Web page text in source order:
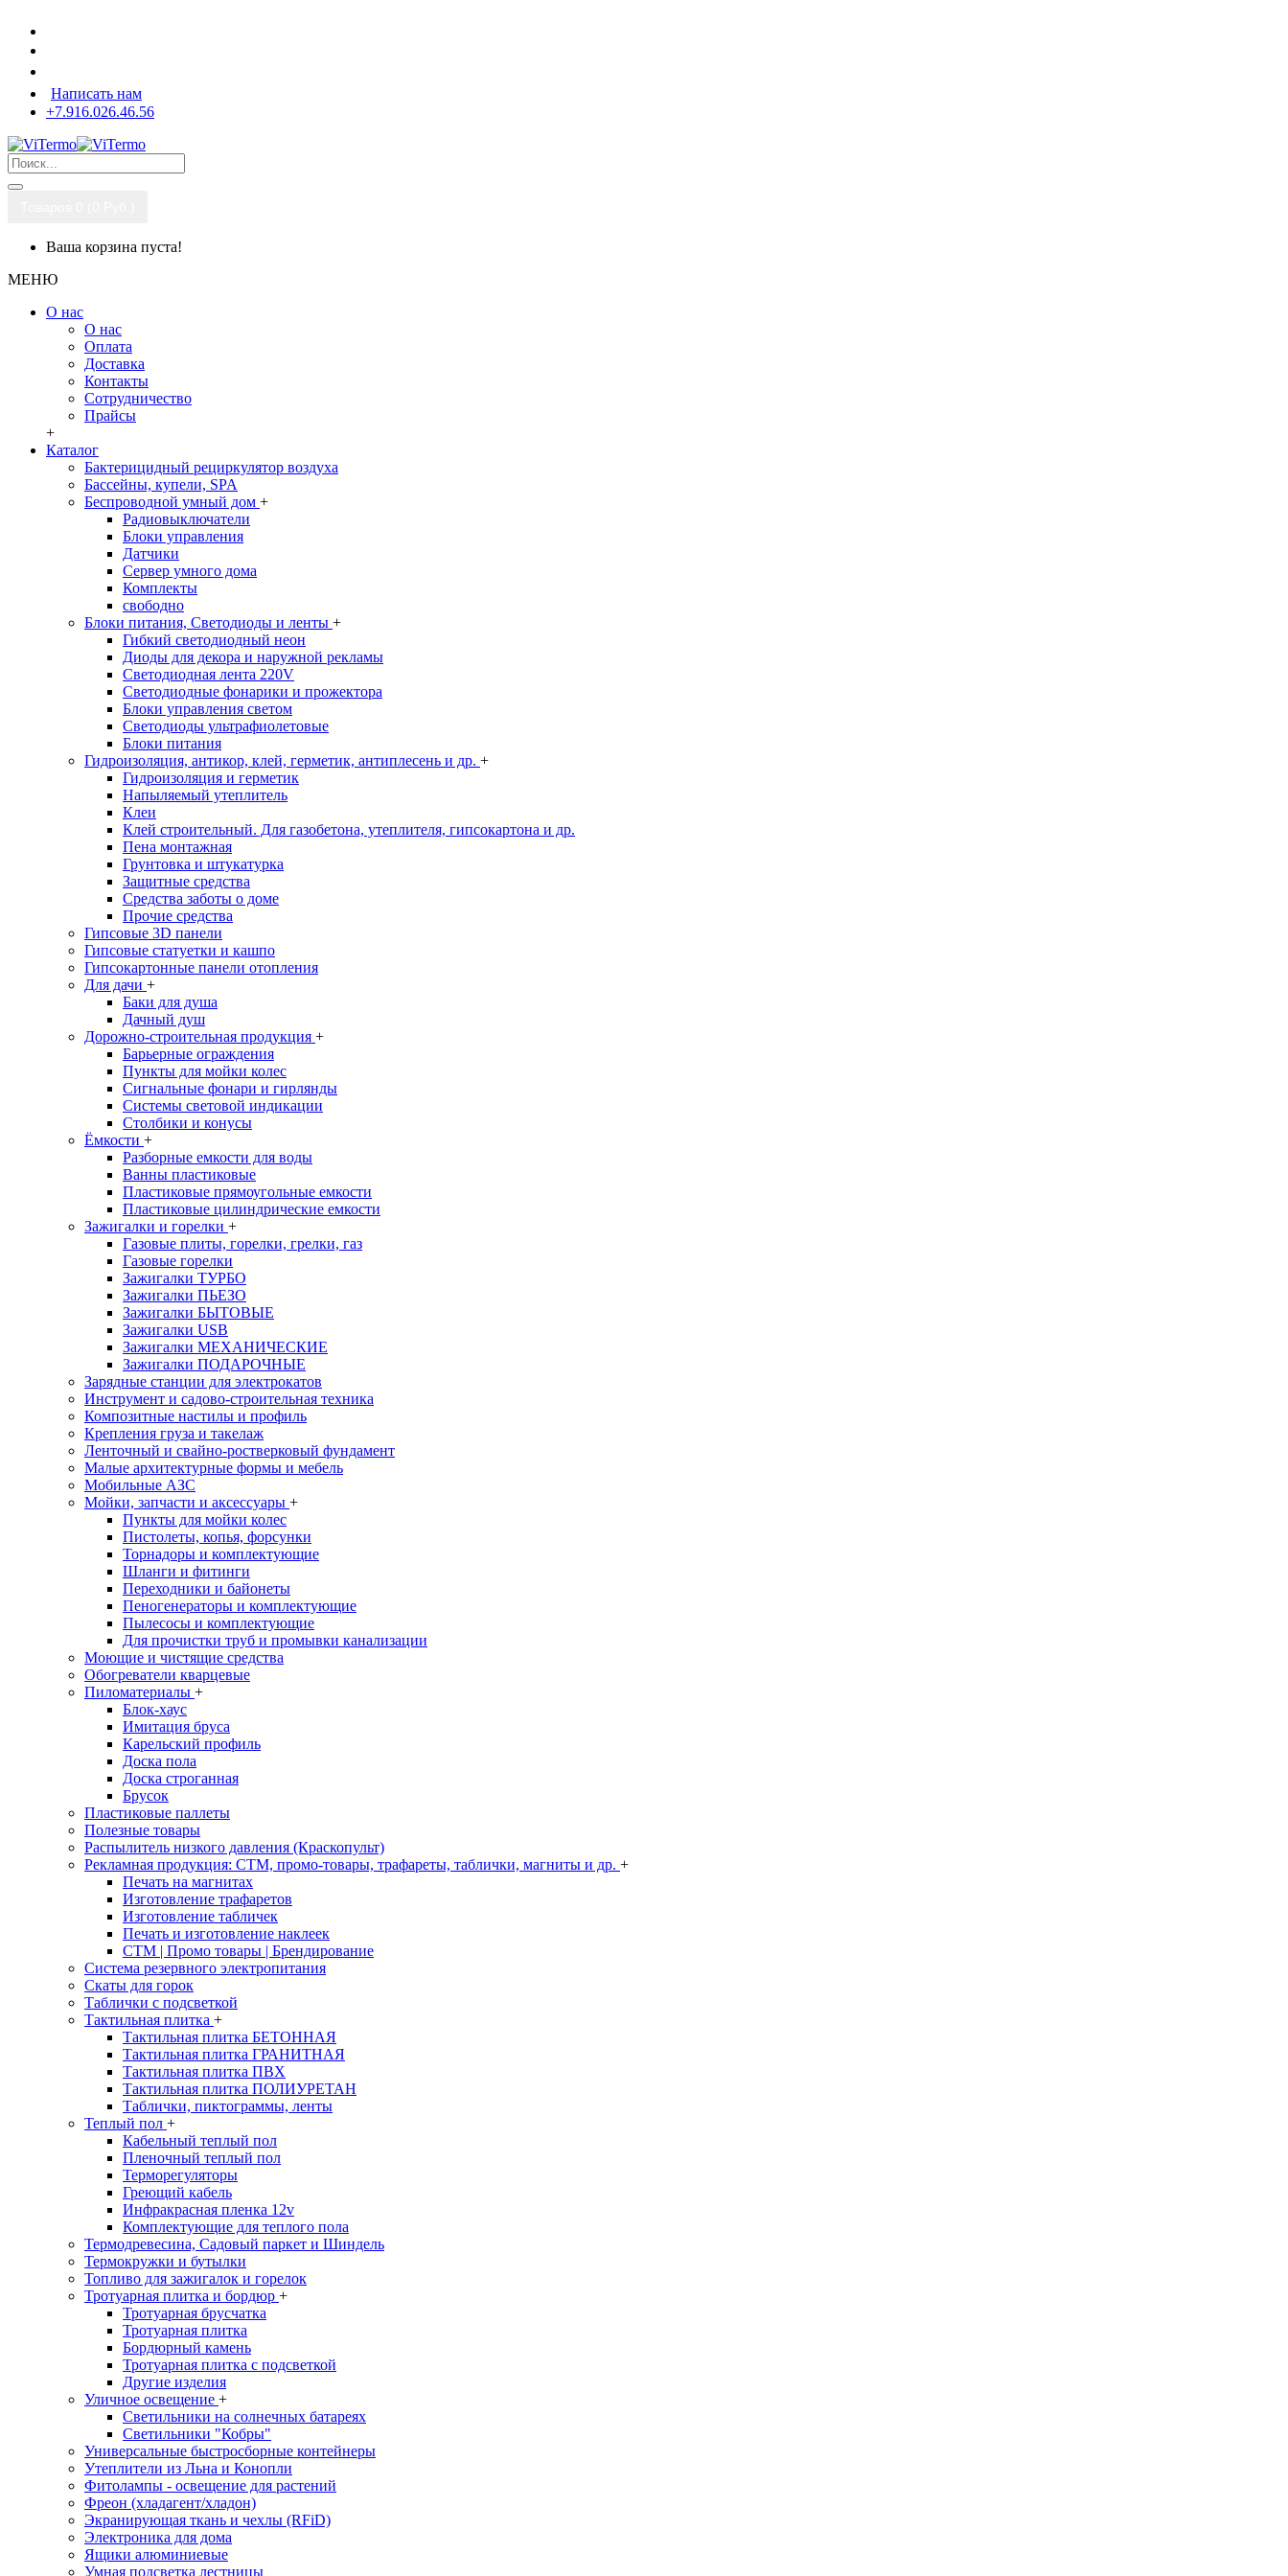
Написать нам
+7.916.026.46.56
Ваша корзина пуста!
МЕНЮ
О нас
О нас
Оплата
Доставка
Контакты
Сотрудничество
Прайсы
+
Каталог
Бактерицидный рециркулятор воздуха
Бассейны, купели, SPA
Беспроводной умный дом +
Радиовыключатели
Блоки управления
Датчики
Сервер умного дома
Комплекты
свободно
Блоки питания, Светодиоды и ленты +
Гибкий светодиодный неон
Диоды для декора и наружной рекламы
Светодиодная лента 220V
Светодиодные фонарики и прожектора
Блоки управления светом
Светодиоды ультрафиолетовые
Блоки питания
Гидроизоляция, антикор, клей, герметик, антиплесень и др. +
Гидроизоляция и герметик
Напыляемый утеплитель
Клеи
Клей строительный. Для газобетона, утеплителя, гипсокартона и др.
Пена монтажная
Грунтовка и штукатурка
Защитные средства
Средства заботы о доме
Прочие средства
Гипсовые 3D панели
Гипсовые статуетки и кашпо
Гипсокартонные панели отопления
Для дачи +
Баки для душа
Дачный душ
Дорожно-строительная продукция +
Барьерные ограждения
Пункты для мойки колес
Сигнальные фонари и гирлянды
Системы световой индикации
Столбики и конусы
Ёмкости +
Разборные емкости для воды
Ванны пластиковые
Пластиковые прямоугольные емкости
Пластиковые цилиндрические емкости
Зажигалки и горелки +
Газовые плиты, горелки, грелки, газ
Газовые горелки
Зажигалки ТУРБО
Зажигалки ПЬЕЗО
Зажигалки БЫТОВЫЕ
Зажигалки USB
Зажигалки МЕХАНИЧЕСКИЕ
Зажигалки ПОДАРОЧНЫЕ
Зарядные станции для электрокатов
Инструмент и садово-строительная техника
Композитные настилы и профиль
Крепления груза и такелаж
Ленточный и свайно-ростверковый фундамент
Малые архитектурные формы и мебель
Мобильные АЗС
Мойки, запчасти и аксессуары +
Пункты для мойки колес
Пистолеты, копья, форсунки
Торнадоры и комплектующие
Шланги и фитинги
Переходники и байонеты
Пеногенераторы и комплектующие
Пылесосы и комплектующие
Для прочистки труб и промывки канализации
Моющие и чистящие средства
Обогреватели кварцевые
Пиломатериалы +
Блок-хаус
Имитация бруса
Карельский профиль
Доска пола
Доска строганная
Брусок
Пластиковые паллеты
Полезные товары
Распылитель низкого давления (Краскопульт)
Рекламная продукция: CTM, промо-товары, трафареты, таблички, магниты и др. +
Печать на магнитах
Изготовление трафаретов
Изготовление табличек
Печать и изготовление наклеек
CTM | Промо товары | Брендирование
Система резервного электропитания
Скаты для горок
Таблички с подсветкой
Тактильная плитка +
Тактильная плитка БЕТОННАЯ
Тактильная плитка ГРАНИТНАЯ
Тактильная плитка ПВХ
Тактильная плитка ПОЛИУРЕТАН
Таблички, пиктограммы, ленты
Теплый пол +
Кабельный теплый пол
Пленочный теплый пол
Терморегуляторы
Греющий кабель
Инфракрасная пленка 12v
Комплектующие для теплого пола
Термодревесина, Садовый паркет и Шиндель
Термокружки и бутылки
Топливо для зажигалок и горелок
Тротуарная плитка и бордюр +
Тротуарная брусчатка
Тротуарная плитка
Бордюрный камень
Тротуарная плитка с подсветкой
Другие изделия
Уличное освещение +
Светильники на солнечных батареях
Светильники "Кобры"
Универсальные быстросборные контейнеры
Утеплители из Льна и Конопли
Фитолампы - освещение для растений
Фреон (хладагент/хладон)
Экранирующая ткань и чехлы (RFiD)
Электроника для дома
Ящики алюминиевые
Умная подсветка лестницы